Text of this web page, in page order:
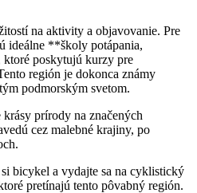
na aktivity a objavovanie. Pre
ideálne **školy potápania,
poskytujú kurzy pre
región je dokonca známy
podmorským svetom.
krásy prírody na značených
cez malebné krajiny, po
bicykel a vydajte sa na cyklistický
pretínajú tento pôvabný región.